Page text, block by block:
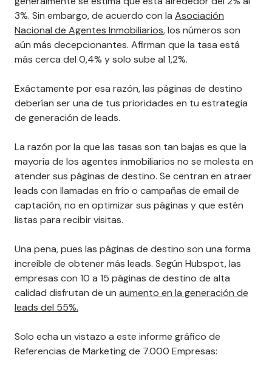
3%. Sin embargo, de acuerdo con la Asociación
Nacional de Agentes Inmobiliarios, los números son
aún más decepcionantes. Afirman que la tasa está
más cerca del 0,4% y solo sube al 1,2%.
Exáctamente por esa razón, las páginas de destino
deberían ser una de tus prioridades en tu estrategia
de generación de leads.
La razón por la que las tasas son tan bajas es que la
mayoría de los agentes inmobiliarios no se molesta en
atender sus páginas de destino. Se centran en atraer
leads con llamadas en frío o campañas de email de
captación, no en optimizar sus páginas y que estén
listas para recibir visitas.
Una pena, pues las páginas de destino son una forma
increíble de obtener más leads. Según Hubspot, las
empresas con 10 a 15 páginas de destino de alta
calidad disfrutan de un aumento en la generación de
leads del 55%.
Solo echa un vistazo a este informe gráfico de
Referencias de Marketing de 7.000 Empresas: